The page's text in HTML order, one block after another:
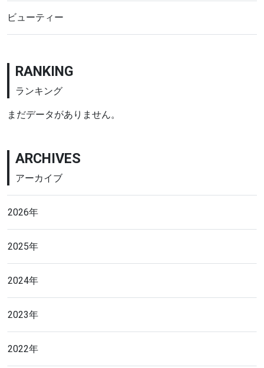
ビューティー
RANKING
ランキング
まだデータがありません。
ARCHIVES
アーカイブ
2026年
2025年
2024年
2023年
2022年